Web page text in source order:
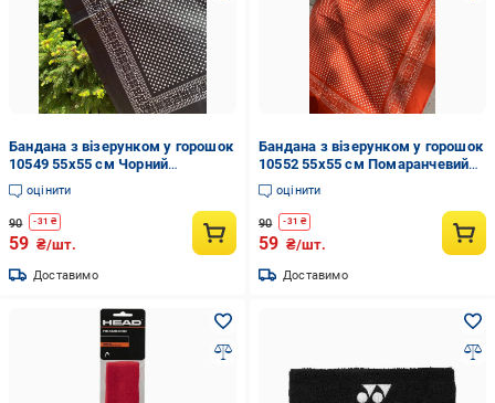
Бандана з візерунком у горошок
10549 55х55 см Чорний
(4557743)
оцінити
90 -31 ₴
59 ₴/шт.
Доставимо
Бандана з візерунком у горошок
10552 55х55 см Помаранчевий
(4557746)
оцінити
90 -31 ₴
59 ₴/шт.
Доставимо